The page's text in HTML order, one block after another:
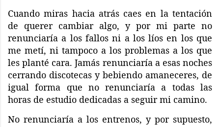
Cuando miras hacia atrás caes en la tentación
de querer cambiar algo, y por mi parte no
renunciaría a los fallos ni a los líos en los que
me metí, ni tampoco a los problemas a los que
les planté cara. Jamás renunciaría a esas noches
cerrando discotecas y bebiendo amaneceres, de
igual forma que no renunciaría a todas las
horas de estudio dedicadas a seguir mi camino.
No renunciaría a los entrenos, y por supuesto,